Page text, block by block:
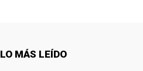
LO MÁS LEÍDO